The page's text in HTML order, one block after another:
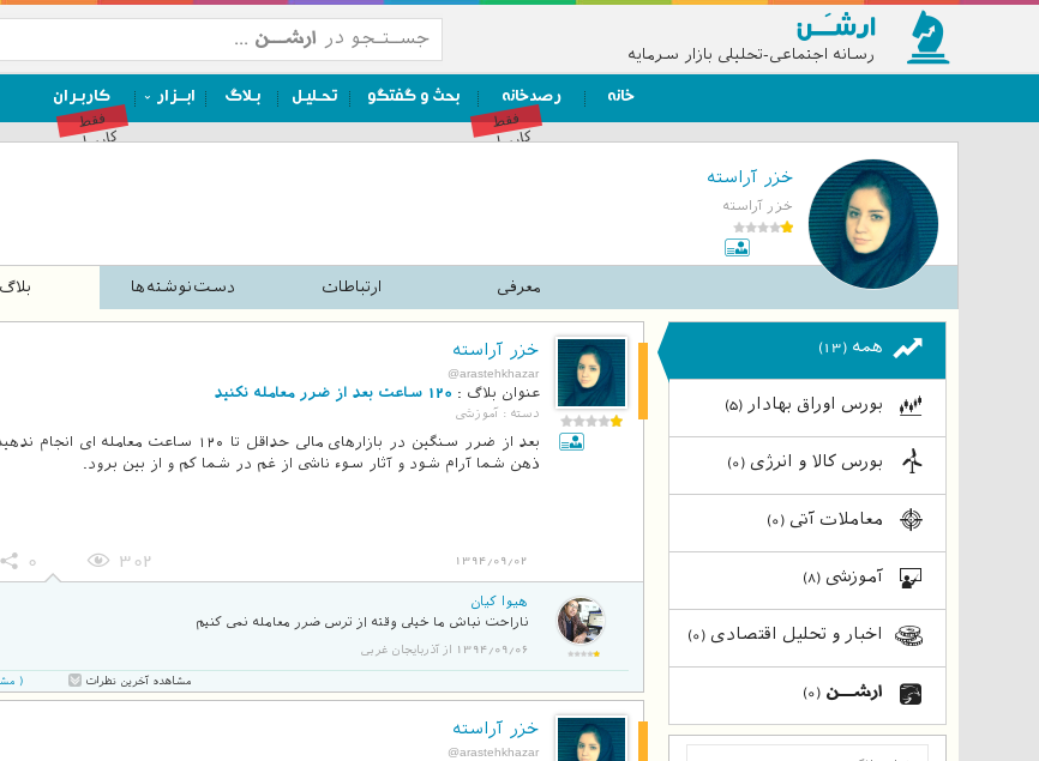
رسانه اجتماعی-تحلیلی بازار سرمایه
خانه رصدخانه
فقط
کاربران
بحث و گفتگو تحـلیـل بـلاگ ابــزار کاربـران
فقط
کاربران
خزر آراسته
خزر آراسته
معرفی ارتباطات دست‌نوشته‌ها بلاگ
همه (13)
بورس اوراق بهادار (5)
بورس کالا و انرژی (0)
معاملات آتی (0)
آموزشی (8)
اخبار و تحلیل اقتصادی (0)
ارشن (0)
خزر آراسته
@arastehkhazar
عنوان بلاگ : 120 ساعت بعد از ضرر معامله نکنید
دسته : آموزشی
بعد از ضرر سنگین در بازارهای مالی حداقل تا ۱۲۰ ساعت معامله ای انجام
ذهن شما آرام شود و آثار سوء ناشی از غم در شما کم و از بین برود.
1394/09/02
302
0
هیوا کیان
ناراحت نباش ما خیلی وقته از ترس ضرر معامله نمی کنیم
1394/09/06 از آذربایجان غربی
مشاهده آخرین نظرات ( مشاهده
خزر آراسته
@arastehkhazar